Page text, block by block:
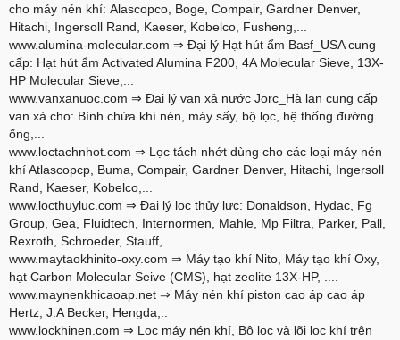
cho máy nén khí: Alascopco, Boge, Compair, Gardner Denver,
Hitachi, Ingersoll Rand, Kaeser, Kobelco, Fusheng,...
www.alumina-molecular.com ⇒ Đại lý Hạt hút ẩm Basf_USA cung
cấp: Hạt hút ẩm Activated Alumina F200, 4A Molecular Sieve, 13X-
HP Molecular Sieve,...
www.vanxanuoc.com ⇒ Đại lý van xả nước Jorc_Hà lan cung cấp
van xả cho: Bình chứa khí nén, máy sấy, bộ lọc, hệ thống đường
ống,...
www.loctachnhot.com ⇒ Lọc tách nhớt dùng cho các loại máy nén
khí Atlascopcp, Buma, Compair, Gardner Denver, Hitachi, Ingersoll
Rand, Kaeser, Kobelco,...
www.locthuyluc.com ⇒ Đại lý lọc thủy lực: Donaldson, Hydac, Fg
Group, Gea, Fluidtech, Internormen, Mahle, Mp Filtra, Parker, Pall,
Rexroth, Schroeder, Stauff,
www.maytaokhinito-oxy.com ⇒ Máy tạo khí Nito, Máy tạo khí Oxy,
hạt Carbon Molecular Seive (CMS), hạt zeolite 13X-HP, ....
www.maynenkhicaoap.net ⇒ Máy nén khí piston cao áp cao áp
Hertz, J.A Becker, Hengda,..
www.lockhinen.com ⇒ Lọc máy nén khí, Bộ lọc và lõi lọc khí trên